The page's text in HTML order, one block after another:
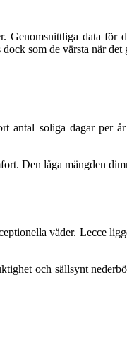
data för
som de värsta när det
antal soliga dagar per
Den låga mängden
väder. Lecce
och sällsynt